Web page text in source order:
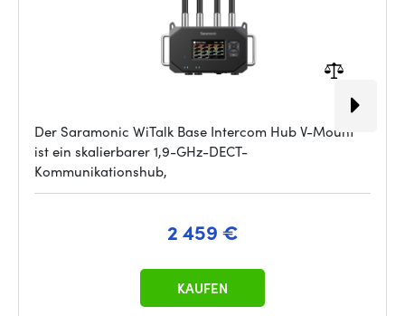
Der Saramonic WiTalk Base Intercom Hub V-Mount
ist ein skalierbarer 1,9-GHz-DECT-
Kommunikationshub,
2 459 €
KAUFEN